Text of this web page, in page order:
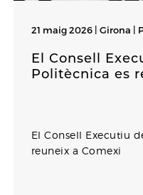
21 maig 2026 | Girona |
El Consell
Politècnica es
El Consell Executiu
reuneix a Comexi